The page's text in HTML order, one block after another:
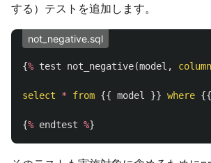
する）テストを追加します。
not_negative.sql
{% test not_negative(model ,
select * from {{ model }} where {{
{% endtest %}